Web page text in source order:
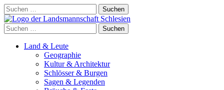
Skip
to
content
Suchen
nach:
Suchen
nach:
Land & Leute
Geographie
Kultur & Architektur
Schlösser & Burgen
Sagen & Legenden